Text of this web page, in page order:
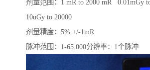
剂量范围：1 mR to 2000 mR 0.01mGy
10uGy to 20000
剂量精度：5% +/-1mR
脉冲范围：1-65.000分辨率：1个脉冲